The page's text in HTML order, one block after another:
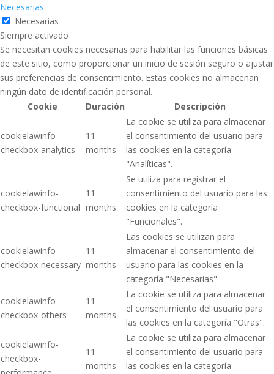
Necesarias
Necesarias
Siempre activado
Se necesitan cookies necesarias para habilitar las funciones básicas
de este sitio, como proporcionar un inicio de sesión seguro o ajustar
sus preferencias de consentimiento. Estas cookies no almacenan
ningún dato de identificación personal.
Cookie
Duración Descripción
cookielawinfo-
checkbox-analytics
11
months
La cookie se utiliza para almacenar
el consentimiento del usuario para
las cookies en la categoría
"Analíticas".
cookielawinfo-
checkbox-functional
11
months
Se utiliza para registrar el
consentimiento del usuario para las
cookies en la categoría
"Funcionales".
cookielawinfo-
checkbox-necessary
11
months
Las cookies se utilizan para
almacenar el consentimiento del
usuario para las cookies en la
categoría "Necesarias".
cookielawinfo-
checkbox-others
11
months
La cookie se utiliza para almacenar
el consentimiento del usuario para
las cookies en la categoría "Otras".
cookielawinfo-
checkbox-
11
months
La cookie se utiliza para almacenar
el consentimiento del usuario para
las cookies en la categoría